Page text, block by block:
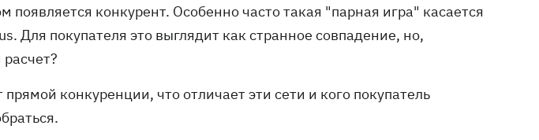
появляется конкурент. Особенно часто такая "парная игра" касается
Для покупателя это выглядит как странное совпадение, но,
конкуренции, что отличает эти сети и кого покупатель